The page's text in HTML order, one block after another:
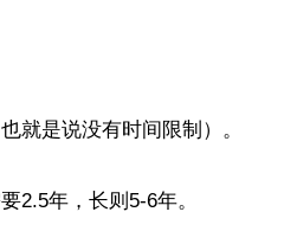
就是说没有时间限制）。
2.5年，长则5-6年。